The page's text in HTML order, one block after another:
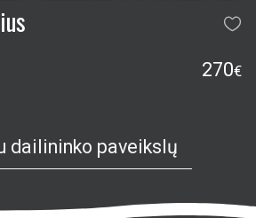
270€
dailininko paveikslų